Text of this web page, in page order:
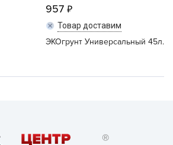
957
Товар доставим
ЭКОгрунт Универсальный 45л.